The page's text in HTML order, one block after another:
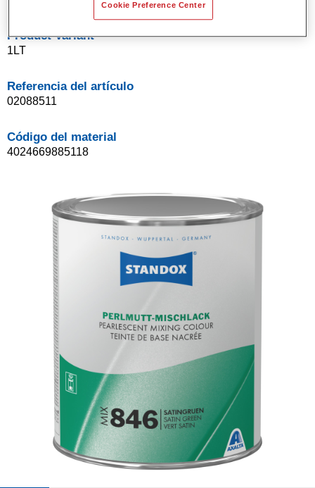
Product Variant
1LT
Referencia del artículo
02088511
Código del material
4024669885118
Cookie Preference Center